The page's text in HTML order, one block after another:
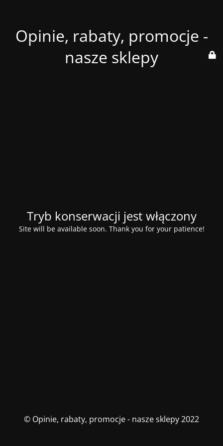
Opinie, rabaty, promocje -
nasze sklepy
Tryb konserwacji jest włączony
Site will be available soon. Thank you for your patience!
© Opinie, rabaty, promocje - nasze sklepy 2022